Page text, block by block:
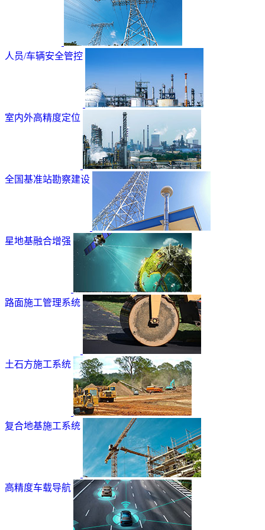
人员/车辆安全管控
室内外高精度定位
全国基准站勘察建设
星地基融合增强
路面施工管理系统
土石方施工系统
复合地基施工系统
高精度车载导航